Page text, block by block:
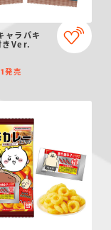
ャラパキ
きVer.
発売